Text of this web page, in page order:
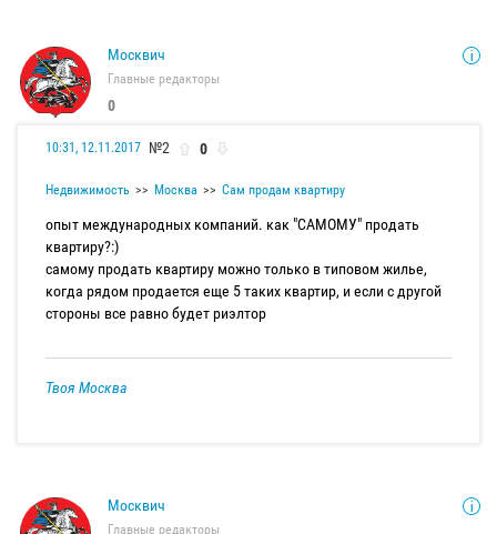
Москвич
Главные редакторы
0
10:31, 12.11.2017 №2 0
Недвижимость Москва Сам продам квартиру
опыт международных компаний. как "САМОМУ" продать
квартиру?:)
самому продать квартиру можно только в типовом жилье,
когда рядом продается еще 5 таких квартир, и если с другой
стороны все равно будет риэлтор
Твоя Москва
Москвич
Главные редакторы